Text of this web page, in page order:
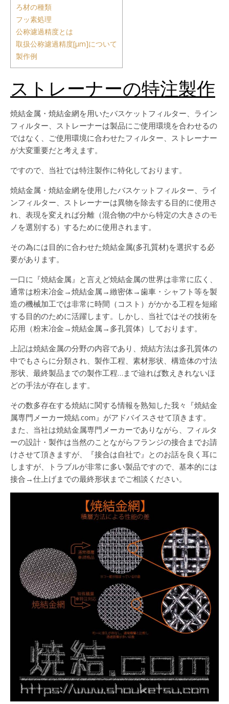
ろ材の種類
フッ素処理
公称濾過精度とは
取扱公称濾過精度[μm]について
製作例
ストレーナーの特注製作
焼結金属・焼結金網を用いたバスケットフィルター、ライン
フィルター、ストレーナーは製品にご使用環境を合わせるの
ではなく、ご使用環境に合わせたフィルター、ストレーナー
が大変重要だと考えます。
ですので、当社では特注製作に特化しております。
焼結金属・焼結金網を使用したバスケットフィルター、ライ
ンフィルター、ストレーナーは異物を除去する目的に使用さ
れ、表現を変えれば分離（混合物の中から特定の大きさのモ
ノを選別する）するために使用されます。
その為には目的に合わせた焼結金属(多孔質材)を選択する必
要があります。
一口に『焼結金属』と言えど焼結金属の世界は非常に広く、
通常は粉末冶金→焼結金属→緻密体→歯車・シャフト等を製
造の機械加工では非常に時間（コスト）がかかる工程を短縮
する目的のために活躍します。しかし、当社ではその技術を
応用（粉末冶金→焼結金属→多孔質体）しております。
上記は焼結金属の分野の内容であり、焼結方法は多孔質体の
中でもさらに分類され、製作工程、素材形状、構造体の寸法
形状、最終製品までの製作工程…まで辿れば数えきれないほ
どの手法が存在します。
その数多存在する焼結に関する情報を熟知した我々『焼結金
属専門メーカー焼結.com』がアドバイスさせて頂きます。
また、当社は焼結金属専門メーカーでありながら、フィルタ
ーの設計・製作は当然のことながらフランジの接合までお請
けさせて頂きますが、『接合は自社で』とのお話を良く耳に
しますが、トラブルが非常に多い製品ですので、基本的には
接合→仕上げまでの最終形状までご相談ください。